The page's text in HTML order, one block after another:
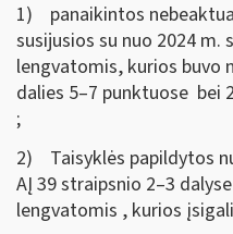
1) panaikintos
susijusios su nuo 2024 m.
lengvatomis, kurios buvo
dalies 5–7 punktuose bei
;
2) Taisyklės papildytos
AĮ 39 straipsnio 2–3
lengvatomis , kurios